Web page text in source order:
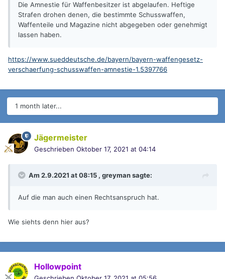
Die Amnestie für Waffenbesitzer ist abgelaufen. Heftige
Strafen drohen denen, die bestimmte Schusswaffen,
Waffenteile und Magazine nicht abgegeben oder genehmigt
lassen haben.
https://www.sueddeutsche.de/bayern/bayern-waffengesetz-
verschaerfung-schusswaffen-amnestie-1.5397766
1 month later...
Jägermeister
Geschrieben Oktober 17, 2021 at 04:14
Am 2.9.2021 at 08:15 , greymansagte:
Auf die man auch einen Rechtsanspruch hat.
Wie siehts denn hier aus?
Hollowpoint